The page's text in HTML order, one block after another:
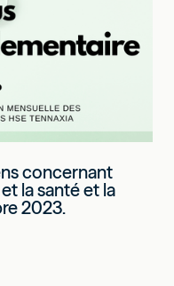
concernant
la santé et la
2023.